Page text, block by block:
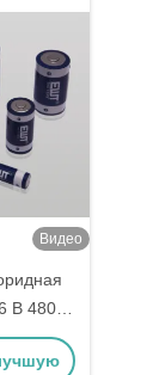
Видео
В 4800